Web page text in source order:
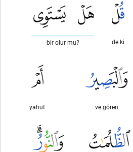
de ki
bir olur mu?
ve gören
yahut